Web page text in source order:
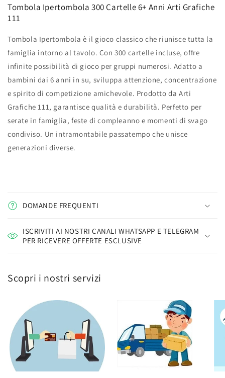
Tombola Ipertombola 300 Cartelle 6+ Anni Arti Grafiche
111
Tombola Ipertombola è il gioco classico che riunisce tutta la
famiglia intorno al tavolo. Con 300 cartelle incluse, offre
infinite possibilità di gioco per gruppi numerosi. Adatto a
bambini dai 6 anni in su, sviluppa attenzione, concentrazione
e spirito di competizione amichevole. Prodotto da Arti
Grafiche 111, garantisce qualità e durabilità. Perfetto per
serate in famiglia, feste di compleanno e momenti di svago
condiviso. Un intramontabile passatempo che unisce
generazioni diverse.
DOMANDE FREQUENTI
ISCRIVITI AI NOSTRI CANALI WHATSAPP E TELEGRAM
PER RICEVERE OFFERTE ESCLUSIVE
Scopri i nostri servizi